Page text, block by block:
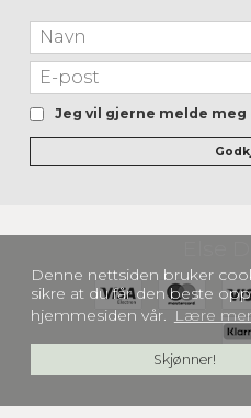
Denne nettsiden bruker
sikre at du får den beste
hjemmesiden vår. Lære
Skjønner!
Jeg vil gjerne melde